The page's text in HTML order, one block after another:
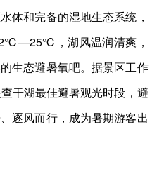
体和完备的湿地生态系统，
，湖风温润清爽，
生态避暑氧吧。据景区工作
干湖最佳避暑观光时段，避
逐风而行，成为暑期游客出